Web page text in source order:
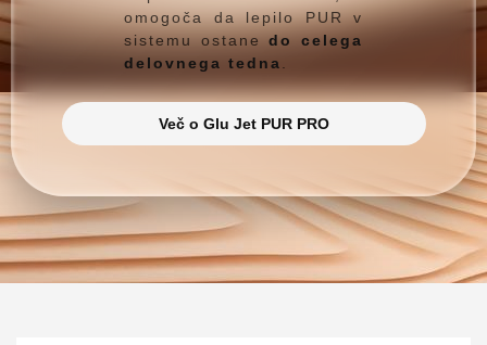
omogoča da lepilo PUR v
sistemu ostanedo celega
delovnega tedna.
Več o Glu Jet PUR PRO